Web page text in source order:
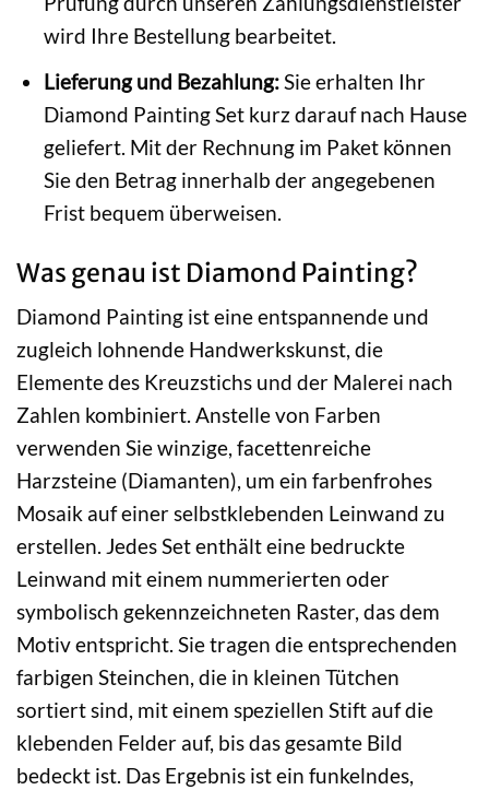
wird Ihre Bestellung bearbeitet.
Lieferung und Bezahlung:Sie erhalten Ihr
Diamond Painting Set kurz darauf nach Hause
geliefert. Mit der Rechnung im Paket können
Sie den Betrag innerhalb der angegebenen
Frist bequem überweisen.
Was genau ist Diamond Painting?
Diamond Painting ist eine entspannende und
zugleich lohnende Handwerkskunst, die
Elemente des Kreuzstichs und der Malerei nach
Zahlen kombiniert. Anstelle von Farben
verwenden Sie winzige, facettenreiche
Harzsteine (Diamanten), um ein farbenfrohes
Mosaik auf einer selbstklebenden Leinwand zu
erstellen. Jedes Set enthält eine bedruckte
Leinwand mit einem nummerierten oder
symbolisch gekennzeichneten Raster, das dem
Motiv entspricht. Sie tragen die entsprechenden
farbigen Steinchen, die in kleinen Tütchen
sortiert sind, mit einem speziellen Stift auf die
klebenden Felder auf, bis das gesamte Bild
bedeckt ist. Das Ergebnis ist ein funkelndes,